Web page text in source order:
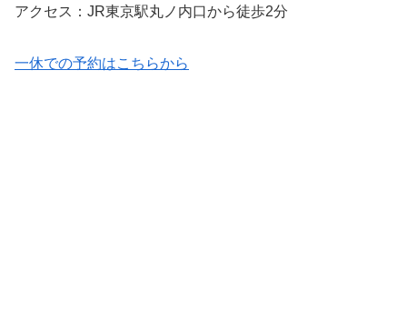
アクセス：JR東京駅丸ノ内口から徒歩2分
一休での予約はこちらから